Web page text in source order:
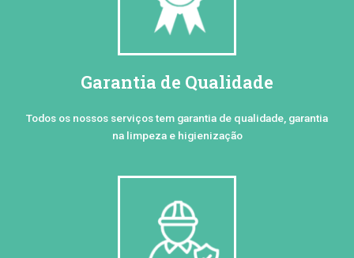
Garantia de Qualidade
Todos os nossos serviços tem garantia de qualidade, garantia
na limpeza e higienização